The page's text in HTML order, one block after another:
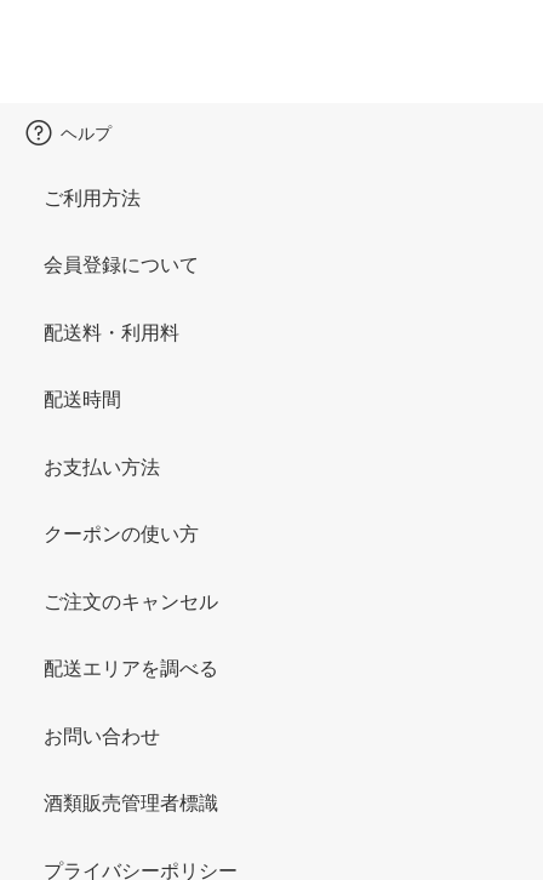
ヘルプ
ご利用方法
会員登録について
配送料・利用料
配送時間
お支払い方法
クーポンの使い方
ご注文のキャンセル
配送エリアを調べる
お問い合わせ
酒類販売管理者標識
プライバシーポリシー